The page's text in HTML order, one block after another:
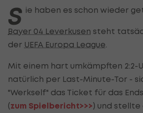
S ie haben es schon wieder
Bayer 04 Leverkusen steht
der UEFA Europa League
Mit einem hart umkämpften 2:2-
natürlich per Last-Minute-Tor -
"Werkself" das Ticket für das
(zum Spielbericht>>>) und